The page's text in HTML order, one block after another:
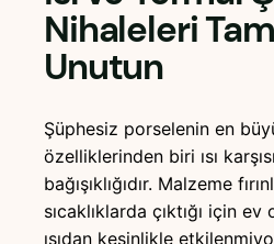
Nihaleleri
Unutun
Şüphesiz porselenin en
özelliklerinden biri ısı
bağışıklığıdır. Malzeme
sıcaklıklarda çıktığı için
ısıdan kesinlikle